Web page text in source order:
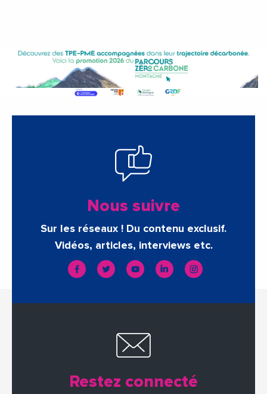
Nous suivre
Sur les réseaux ! Du contenu exclusif.
Vidéos, articles, interviews etc.
Restez connecté